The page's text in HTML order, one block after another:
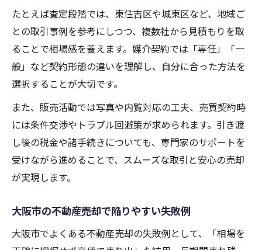
たとえば査定段階では、東住吉区や城東区など、地域ご
との取引事例を参考にしつつ、複数社から見積もりを取
ることで相場感を養えます。媒介契約では「専任」「一
般」など契約形態の違いを理解し、自分に合った方法を
選択することが大切です。
また、販売活動では写真や内覧対応の工夫、売買契約時
には条件交渉やトラブル回避策が求められます。引き渡
し後の税金や諸手続きについても、専門家のサポートを
受けながら進めることで、スムーズな取引と安心の売却
が実現します。
大阪市の不動産売却で陥りやすい失敗例
大阪市でよくある不動産売却の失敗例として、「相場を